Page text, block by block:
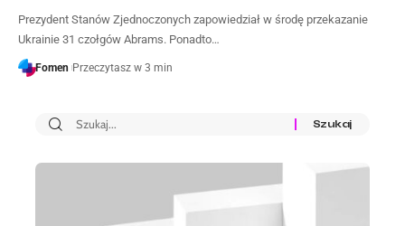
Prezydent Stanów Zjednoczonych zapowiedział w środę przekazanie
Ukrainie 31 czołgów Abrams. Ponadto…
Fomen Przeczytasz w 3 min